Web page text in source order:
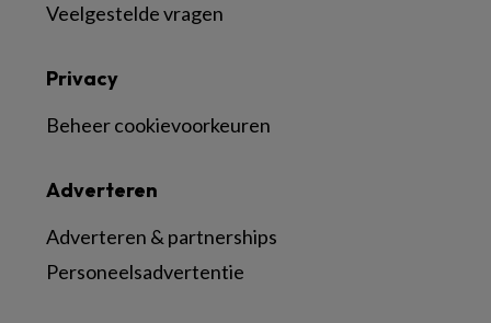
Veelgestelde vragen
Adverteren
Adverteren & partnerships
Personeelsadvertentie
Privacy
Beheer cookievoorkeuren